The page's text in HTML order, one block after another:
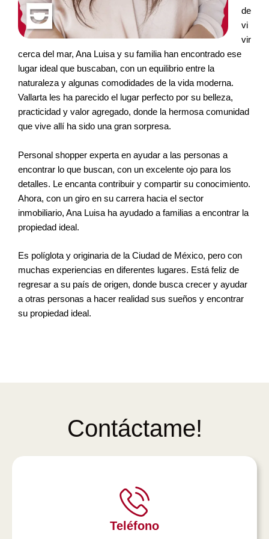
de
vi
vir
cerca del mar, Ana Luisa y su familia han encontrado ese
lugar ideal que buscaban, con un equilibrio entre la
naturaleza y algunas comodidades de la vida moderna.
Vallarta les ha parecido el lugar perfecto por su belleza,
practicidad y valor agregado, donde la hermosa comunidad
que vive allí ha sido una gran sorpresa.
Personal shopper experta en ayudar a las personas a
encontrar lo que buscan, con un excelente ojo para los
detalles. Le encanta contribuir y compartir su conocimiento.
Ahora, con un giro en su carrera hacia el sector
inmobiliario, Ana Luisa ha ayudado a familias a encontrar la
propiedad ideal.
Es políglota y originaria de la Ciudad de México, pero con
muchas experiencias en diferentes lugares. Está feliz de
regresar a su país de origen, donde busca crecer y ayudar
a otras personas a hacer realidad sus sueños y encontrar
su propiedad ideal.
Contáctame!
Teléfono